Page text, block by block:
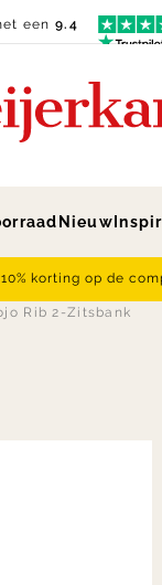
een9.4
Nieuw
10% korting op de
Rib 2-Zitsbank